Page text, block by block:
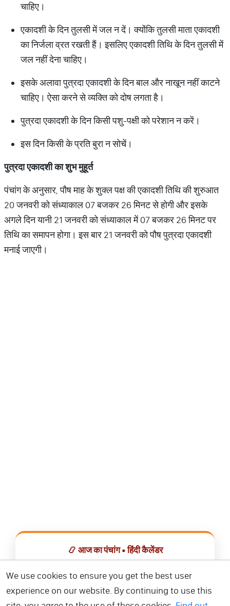
चाहिए।
एकादशी के दिन तुलसी में जल न दें। क्योंकि तुलसी माता एकादशी
का निर्जला व्रत रखती हैं। इसलिए एकादशी तिथि के दिन तुलसी में
जल नहीं देना चाहिए।
इसके अलावा पुत्रदा एकादशी के दिन बाल और नाखून नहीं काटने
चाहिए। ऐसा करने से व्यक्ति को दोष लगता है।
पुत्रदा एकादशी के दिन किसी पशु-पक्षी को परेशान न करें।
इस दिन किसी के प्रति बुरा न सोचें।
पुत्रदाएकादशीकाशुभमुहूर्त
पंचांग के अनुसार, पौष माह के शुक्ल पक्ष की एकादशी तिथि की शुरुआत
20 जनवरी को संध्याकाल 07 बजकर 26 मिनट से होगी और इसके
अगले दिन यानी 21 जनवरी को संध्याकाल में 07 बजकर 26 मिनट पर
तिथि का समापन होगा। इस बार 21 जनवरी को पौष पुत्रदा एकादशी
मनाई जाएगी।
📿 आज का पंचांग • हिंदी कैलेंडर
📅 हिंदी कैलेंडर ऐप डाउनलोड करें
We use cookies to ensure you get the best user
experience on our website. By continuing to use this